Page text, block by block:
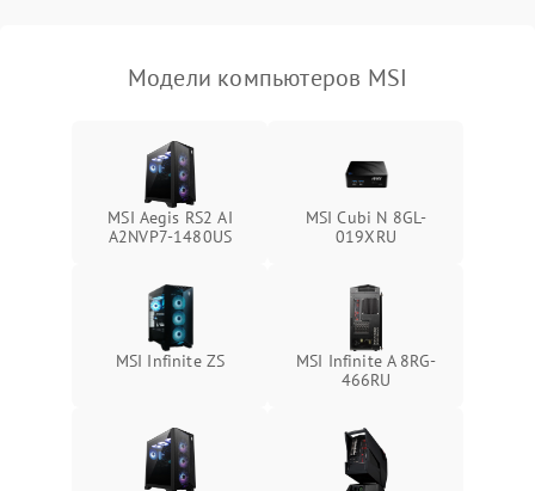
Модели компьютеров MSI
MSI Aegis RS2 AI
A2NVP7-1480US
MSI Cubi N 8GL-
019XRU
MSI Infinite ZS
MSI Infinite A 8RG-
466RU